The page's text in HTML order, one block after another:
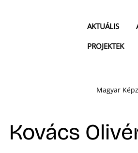
AKTUÁLIS
PROJEKTEK
Magyar
Kovács